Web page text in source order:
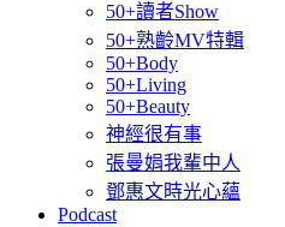
50+讀者Show
50+熟齡MV特輯
50+Body
50+Living
50+Beauty
神經很有事
張曼娟我輩中人
鄧惠文時光心蘊
Podcast